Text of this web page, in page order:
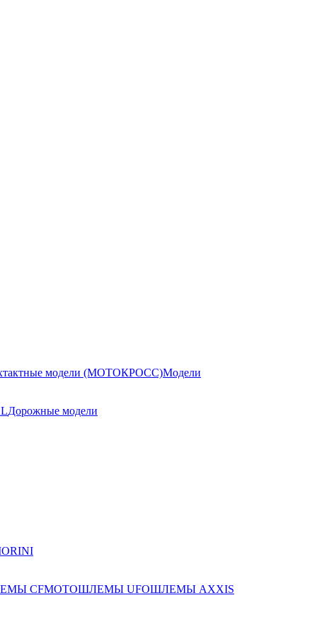
модели (МОТОКРОСС)Модели
Дорожные модели
CFMOTOШЛЕМЫ UFOШЛЕМЫ AXXIS